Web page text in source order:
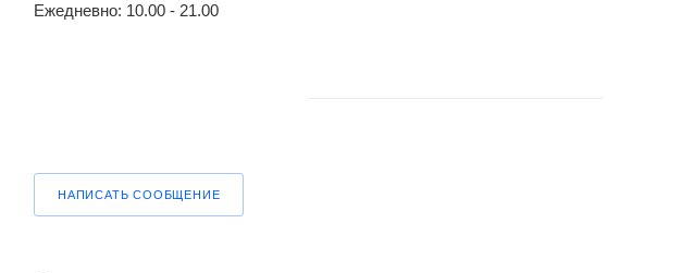
Ежедневно: 10.00 - 21.00
НАПИСАТЬ СООБЩЕНИЕ